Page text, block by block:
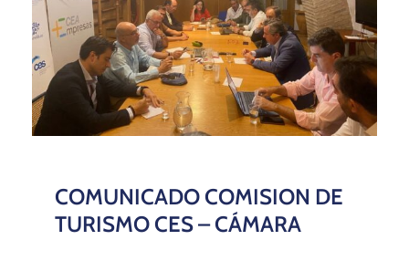
COMUNICADO COMISION DE
TURISMO CES – CÁMARA